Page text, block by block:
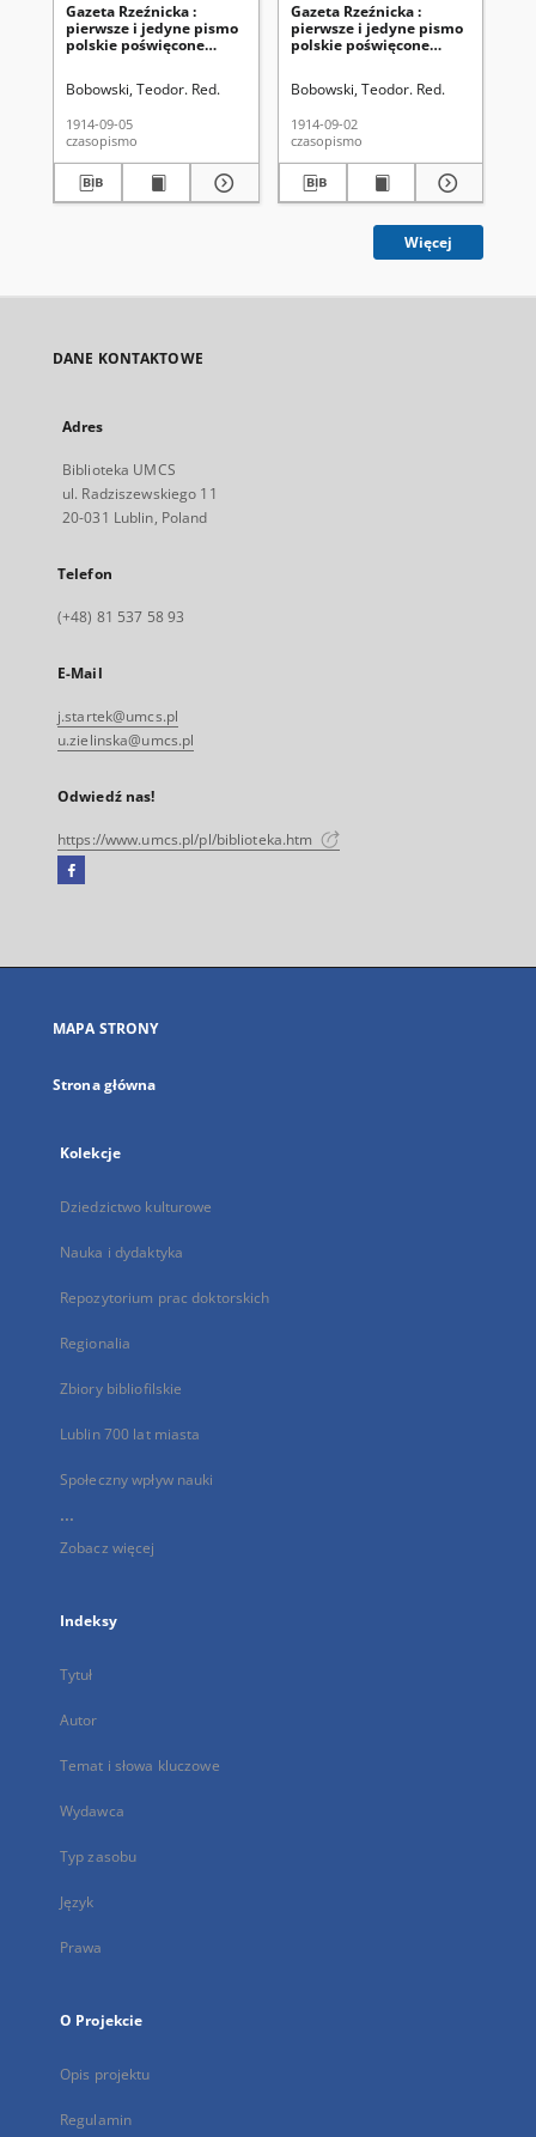
Gazeta Rzeźnicka :
pierwsze i jedyne pismo
polskie poświęcone
chowu bydła,
drobiu / [red. Teodor
Bobowski]. R. 1, Nr 83 (5
września 1914)
Bobowski, Teodor. Red.
1914-09-05
czasopismo
Gazeta Rzeźnicka :
pierwsze i jedyne pismo
polskie poświęcone
chowu bydła,
drobiu / [red. Teodor
Bobowski]. R. 1, Nr 82 (2
września 1914)
Bobowski, Teodor. Red.
1914-09-02
czasopismo
Więcej
DANE KONTAKTOWE
Adres
Biblioteka UMCS
ul. Radziszewskiego 11
20-031 Lublin, Poland
Telefon
(+48) 81 537 58 93
E-Mail
j.startek@umcs.pl
u.zielinska@umcs.pl
Odwiedź nas!
https://www.umcs.pl/pl/biblioteka.htm
Facebook
się
karcie
MAPA STRONY
Strona główna
Kolekcje
Dziedzictwo kulturowe
Nauka i dydaktyka
Repozytorium prac doktorskich
Regionalia
Zbiory bibliofilskie
Lublin 700 lat miasta
Społeczny wpływ nauki
...
Zobacz więcej
Indeksy
Tytuł
Autor
Temat i słowa kluczowe
Wydawca
Typ zasobu
Język
Prawa
O Projekcie
Opis projektu
Regulamin